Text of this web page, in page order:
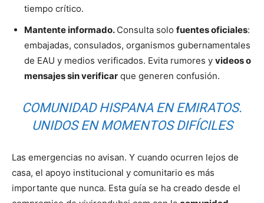
tiempo crítico.
Mantente informado. Consulta solo fuentes oficiales:
embajadas, consulados, organismos gubernamentales
de EAU y medios verificados. Evita rumores y videos o
mensajes sin verificar que generen confusión.
COMUNIDAD HISPANA EN EMIRATOS.
UNIDOS EN MOMENTOS DIFÍCILES
Las emergencias no avisan. Y cuando ocurren lejos de
casa, el apoyo institucional y comunitario es más
importante que nunca. Esta guía se ha creado desde el